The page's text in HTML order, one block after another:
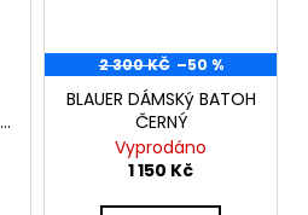
2 300 KČ –50 %
BLAUER DÁMSKý BATOH
ČERNÝ
Vyprodáno
1 150 Kč